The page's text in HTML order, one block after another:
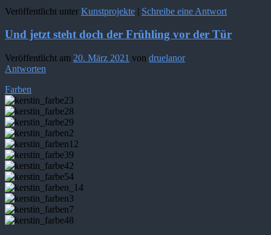
Veröffentlicht unter Kunstprojekte | Schreibe eine Antwort
Und jetzt steht doch der Frühling vor der Tür
Veröffentlicht am 20. März 2021 von druelanor
Antworten
Farben